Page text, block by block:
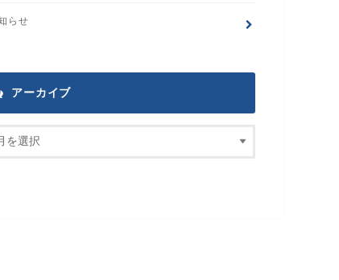
らせ
アーカイブ